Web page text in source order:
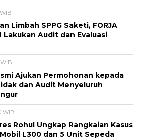
Limbah SPPG Saketi, FORJA
Lakukan Audit dan Evaluasi
Ajukan Permohonan kepada
dan Audit Menyeluruh
WIB
Rohul Ungkap Rangkaian Kasus
L300 dan 5 Unit Sepeda